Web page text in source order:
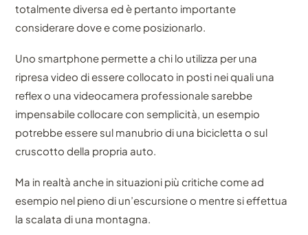
totalmente diversa ed è pertanto importante
considerare dove e come posizionarlo.
Uno smartphone permette a chi lo utilizza per una
ripresa video di essere collocato in posti nei quali una
reflex o una videocamera professionale sarebbe
impensabile collocare con semplicità, un esempio
potrebbe essere sul manubrio di una bicicletta o sul
cruscotto della propria auto.
Ma in realtà anche in situazioni più critiche come ad
esempio nel pieno di un’escursione o mentre si effettua
la scalata di una montagna.